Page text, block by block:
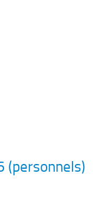
(personnels)